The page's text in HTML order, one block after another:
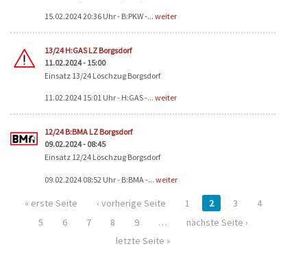
15.02.2024 20:36 Uhr - B:PKW -... weiter
13/24 H:GAS LZ Borgsdorf
11.02.2024 - 15:00
Einsatz 13/24 Löschzug Borgsdorf
11.02.2024 15:01 Uhr - H:GAS -... weiter
12/24 B:BMA LZ Borgsdorf
09.02.2024 - 08:45
Einsatz 12/24 Löschzug Borgsdorf
09.02.2024 08:52 Uhr - B:BMA -... weiter
« erste Seite ‹ vorherige Seite 1 2 3
4
5
6 7 8 9 …
nächste Seite ›
letzte Seite »